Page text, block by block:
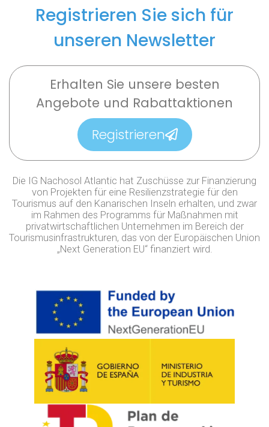
Registrieren Sie sich für
unseren Newsletter
Erhalten Sie unsere besten
Angebote und Rabattaktionen
Registrieren
Die IG Nachosol Atlantic hat Zuschüsse zur Finanzierung
von Projekten für eine Resilienzstrategie für den
Tourismus auf den Kanarischen Inseln erhalten, und zwar
im Rahmen des Programms für Maßnahmen mit
privatwirtschaftlichen Unternehmen im Bereich der
Tourismusinfrastrukturen, das von der Europäischen Union
„Next Generation EU“ finanziert wird.